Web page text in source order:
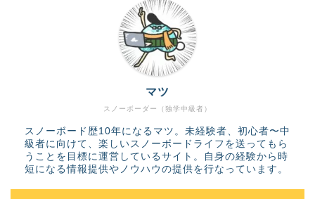
スノーボーダー（独学中級者）
マツ
スノーボード歴10年になるマツ。未経験者、初心者〜中
級者に向けて、楽しいスノーボードライフを送ってもら
うことを目標に運営しているサイト。自身の経験から時
短になる情報提供やノウハウの提供を行なっています。